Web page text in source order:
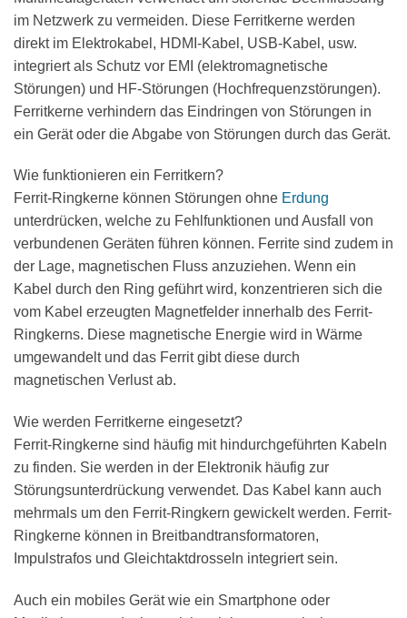
im Netzwerk zu vermeiden. Diese Ferritkerne werden
direkt im Elektrokabel, HDMI-Kabel, USB-Kabel, usw.
integriert als Schutz vor EMI (elektromagnetische
Störungen) und HF-Störungen (Hochfrequenzstörungen).
Ferritkerne verhindern das Eindringen von Störungen in
ein Gerät oder die Abgabe von Störungen durch das Gerät.
Wie funktionieren ein Ferritkern?
Ferrit-Ringkerne können Störungen ohne Erdung
unterdrücken, welche zu Fehlfunktionen und Ausfall von
verbundenen Geräten führen können. Ferrite sind zudem in
der Lage, magnetischen Fluss anzuziehen. Wenn ein
Kabel durch den Ring geführt wird, konzentrieren sich die
vom Kabel erzeugten Magnetfelder innerhalb des Ferrit-
Ringkerns. Diese magnetische Energie wird in Wärme
umgewandelt und das Ferrit gibt diese durch
magnetischen Verlust ab.
Wie werden Ferritkerne eingesetzt?
Ferrit-Ringkerne sind häufig mit hindurchgeführten Kabeln
zu finden. Sie werden in der Elektronik häufig zur
Störungsunterdrückung verwendet. Das Kabel kann auch
mehrmals um den Ferrit-Ringkern gewickelt werden. Ferrit-
Ringkerne können in Breitbandtransformatoren,
Impulstrafos und Gleichtaktdrosseln integriert sein.
Auch ein mobiles Gerät wie ein Smartphone oder